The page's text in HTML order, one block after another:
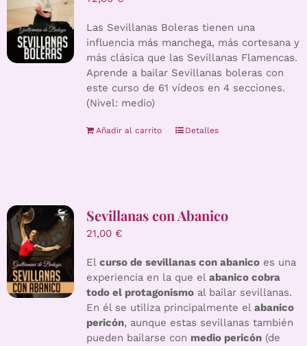
Las Sevillanas Boleras tienen una
influencia más manchega, más cortesana y
más clásica que las Sevillanas Flamencas.
Aprende a bailar Sevillanas boleras con
este curso de 61 vídeos en 4 secciones.
(Nivel: medio)
Añadir al carrito Detalles
Sevillanas con Abanico
21,00 €
El curso de sevillanas con abanicoes una
experiencia en la que el abanico cobra
todo el protagonismoal bailar sevillanas.
En él se utiliza principalmente el abanico
pericón, aunque estas sevillanas también
pueden bailarse con medio pericón(de